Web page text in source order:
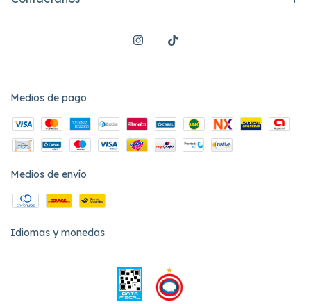
Medios de pago
Medios de envío
Idiomas y monedas